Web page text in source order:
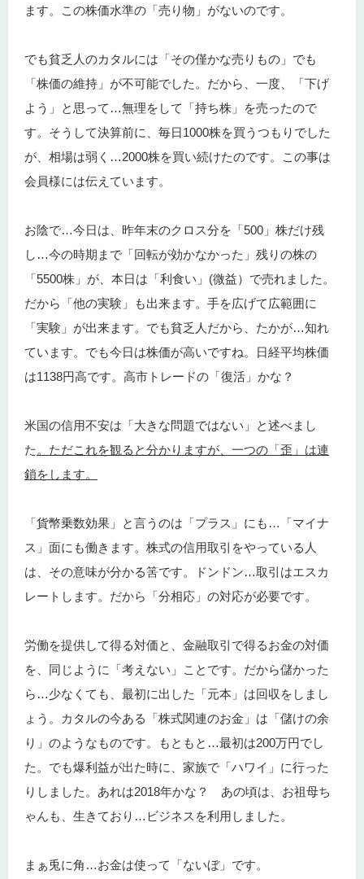
ます。この株価水準の「売り物」がないのです。
でも貧乏人のカタルには「その僅かな売りもの」でも
「株価の維持」が不可能でした。だから、一度、「下げ
よう」と思って…無理をして「持ち株」を売ったので
す。そうして決算前に、毎日1000株を買うつもりでした
が、相場は弱く…2000株を買い続けたのです。この事は
会員様には伝えています。
お陰で…今日は、昨年末のクロス分を「500」株だけ残
し…今の時期まで「回転が効かなかった」残りの株の
「5500株」が、本日は「利食い」(微益）で売れました。
だから「他の実験」も出来ます。手を広げて広範囲に
「実験」が出来ます。でも貧乏人だから、たかが…知れ
ています。でも今日は株価が高いですね。日経平均株価
は1138円高です。高市トレードの「復活」かな？
米国の信用不安は「大きな問題ではない」と述べまし
た 。ただこれを観ると分かりますが、一つの「歪」は連
鎖をします。
「貨幣乗数効果」と言うのは「プラス」にも…「マイナ
ス」面にも働きます。株式の信用取引をやっている人
は、その意味が分かる筈です。ドンドン…取引はエスカ
レートします。だから「分相応」の対応が必要です。
労働を提供して得る対価と、金融取引で得るお金の対価
を、同じように「考えない」ことです。だから儲かった
ら…少なくても、最初に出した「元本」は回収をしまし
ょう。カタルの今ある「株式関連のお金」は「儲けの余
り」のようなものです。もともと…最初は200万円でし
た。でも爆利益が出た時に、家族で「ハワイ」に行った
りしました。あれは2018年かな？ あの頃は、お祖母ち
ゃんも、生きており…ビジネスを利用しました。
まぁ兎に角…お金は使って「ないぼ」です。